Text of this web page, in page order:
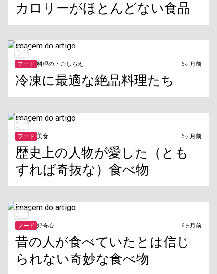
カロリーがほとんどない食品
フード 料理の下ごしらえ 6ヶ月前
冷凍に最適な絶品料理たち
フード 美食 6ヶ月前
歴史上の人物が愛した（とも
すれば奇抜な）食べ物
フード 好奇心 6ヶ月前
昔の人が食べていたとは信じ
られない奇妙な食べ物